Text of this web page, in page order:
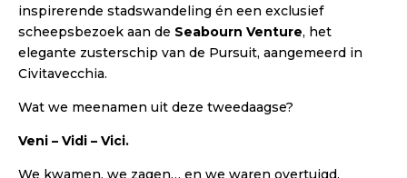
inspirerende stadswandeling én een exclusief
scheepsbezoek aan de Seabourn Venture, het
elegante zusterschip van de Pursuit, aangemeerd in
Civitavecchia.
Wat we meenamen uit deze tweedaagse?
Veni – Vidi – Vici.
We kwamen, we zagen… en we waren overtuigd.